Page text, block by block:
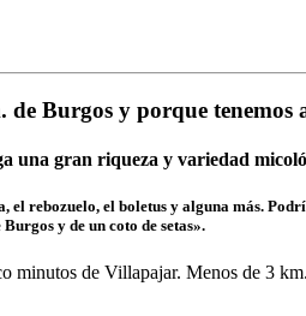
Burgos y porque tenemos
una gran riqueza y variedad
rebozuelo, el boletus y alguna más.
y de un coto de setas».
minutos de Villapajar. Menos de 3